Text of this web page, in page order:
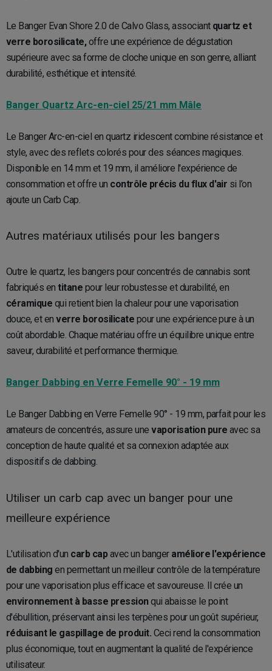
Le Banger Evan Shore 2.0 de Calvo Glass, associant quartz et
verre borosilicate,offre une expérience de dégustation
supérieure avec sa forme de cloche unique en son genre, alliant
durabilité, esthétique et intensité.
Banger Quartz Arc-en-ciel 25/21 mm Mâle
Le Banger Arc-en-ciel en quartz iridescent combine résistance et
style, avec des reflets colorés pour des séances magiques.
Disponible en 14 mm et 19 mm, il améliore l'expérience de
consommation et offre un contrôle précis du flux d'air si l’on
ajoute un Carb Cap.
Autres matériaux utilisés pour les bangers
Outre le quartz, les bangers pour concentrés de cannabis sont
fabriqués entitane pour leur robustesse et durabilité, en
céramique qui retient bien la chaleur pour une vaporisation
douce, et enverre borosilicate pour une expérience pure à un
coût abordable. Chaque matériau offre un équilibre unique entre
saveur, durabilité et performance thermique.
Banger Dabbing en Verre Femelle 90° - 19 mm
Le Banger Dabbing en Verre Femelle 90° - 19 mm, parfait pour les
amateurs de concentrés, assure unevaporisation pure avec sa
conception de haute qualité et sa connexion adaptée aux
dispositifs de dabbing.
Utiliser un carb cap avec un banger pour une
meilleure expérience
L'utilisation d'un carb capavec un banger améliore l'expérience
de dabbing en permettant un meilleur contrôle de la température
pour une vaporisation plus efficace et savoureuse. Il crée un
environnement à basse pressionqui abaisse le point
d'ébullition, préservant ainsi les terpènes pour un goût supérieur,
réduisant le gaspillage de produit. Ceci rend la consommation
plus économique, tout en augmentant la qualité de l'expérience
utilisateur.